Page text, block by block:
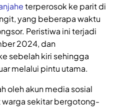
terperosok ke parit di
yang beberapa waktu
Peristiwa ini terjadi
2024, dan
sebelah kiri sehingga
melalui pintu utama.
oleh akun media sosial
sekitar bergotong-